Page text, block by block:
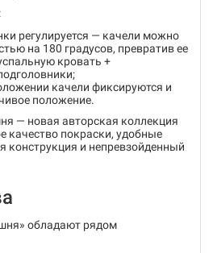
регулируется — качели можно
на 180 градусов, превратив ее
кровать +
качели фиксируются и
положение.
— новая авторская коллекция
качество покраски, удобные
конструкция и непревзойденный
обладают рядом